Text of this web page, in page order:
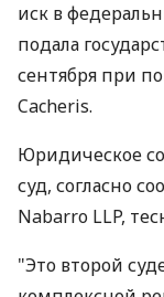
иск в
подала
сентября при
Cacheris.
Юридическое
суд, согласно
Nabarro LLP,
"Это второй